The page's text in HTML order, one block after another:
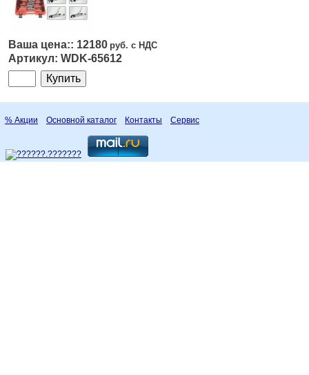
12180
WDK-65612
% Акции Основной каталог Контакты Сервис